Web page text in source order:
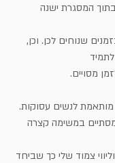
המסגרת ישנה
שנוחים לכן. וכן,
מסויים.
לנשים עסוקות.
המסתיים במשימה קצרה
צמוד שלי כך שביחד